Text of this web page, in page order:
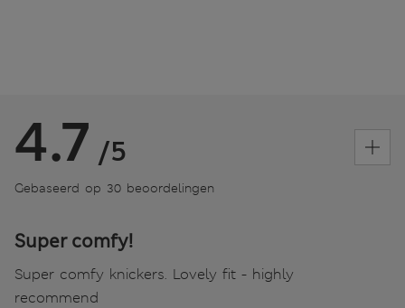
4.7 /5
Gebaseerd op 30 beoordelingen
Super comfy!
Super comfy knickers. Lovely fit - highly
recommend